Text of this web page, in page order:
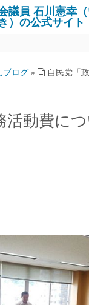
議員 石川憲幸
）の公式サイト
ブログ »
自民党「
活動費に